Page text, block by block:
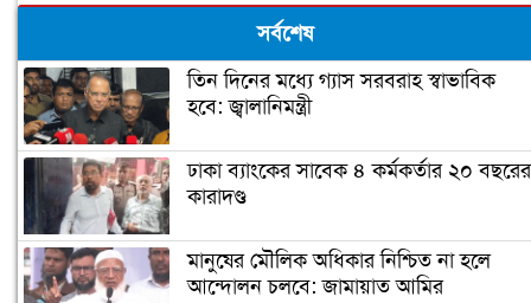
সর্বশেষ
তিন দিনের মধ্যে গ্যাস সরবরাহ স্বাভাবিক
হবে: জ্বালানিমন্ত্রী
ঢাকা ব্যাংকের সাবেক ৪ কর্মকর্তার ২০ বছরের
কারাদণ্ড
মানুষের মৌলিক অধিকার নিশ্চিত না হলে
আন্দোলন চলবে: জামায়াত আমির